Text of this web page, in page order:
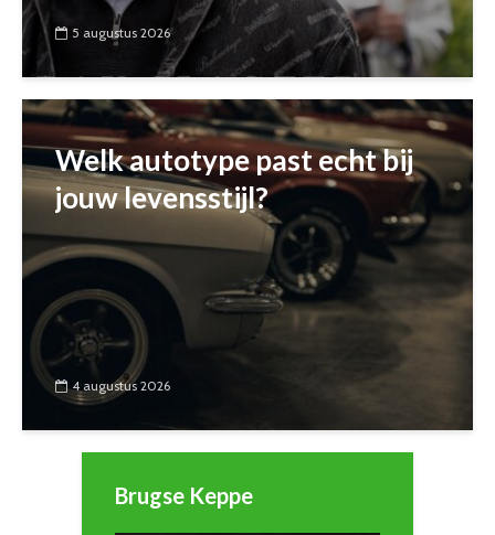
5 augustus 2026
Welk autotype past echt bij
jouw levensstijl?
4 augustus 2026
Brugse Keppe